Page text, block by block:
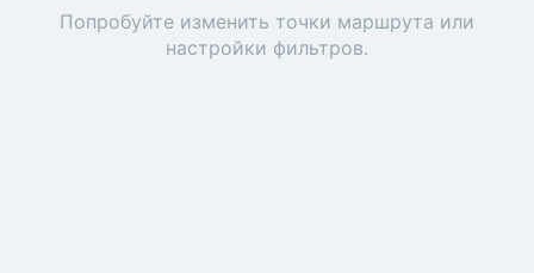
Попробуйте изменить точки маршрута или
настройки фильтров.